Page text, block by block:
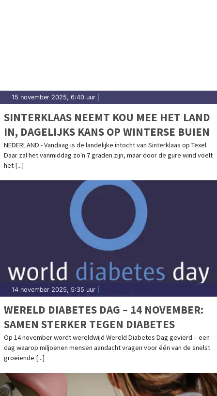
15 november 2025, 6:40 uur
SINTERKLAAS NEEMT KOU MEE HET LAND
IN, DAGELIJKS KANS OP WINTERSE BUIEN
NEDERLAND - Vandaag is de landelijke intocht van Sinterklaas op Texel.
Daar zal het vanmiddag zo'n 7 graden zijn, maar door de gure wind voelt
het [...]
14 november 2025, 5:35 uur
WERELD DIABETES DAG – 14 NOVEMBER:
SAMEN STERKER TEGEN DIABETES
Op 14 november wordt wereldwijd Wereld Diabetes Dag gevierd – een
dag waarop miljoenen mensen aandacht vragen voor één van de snelst
groeiende [...]